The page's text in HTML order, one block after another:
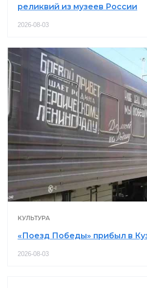
реликвий из музеев России
2026-08-03
КУЛЬТУРА
«Поезд Победы» прибыл в
2026-08-03